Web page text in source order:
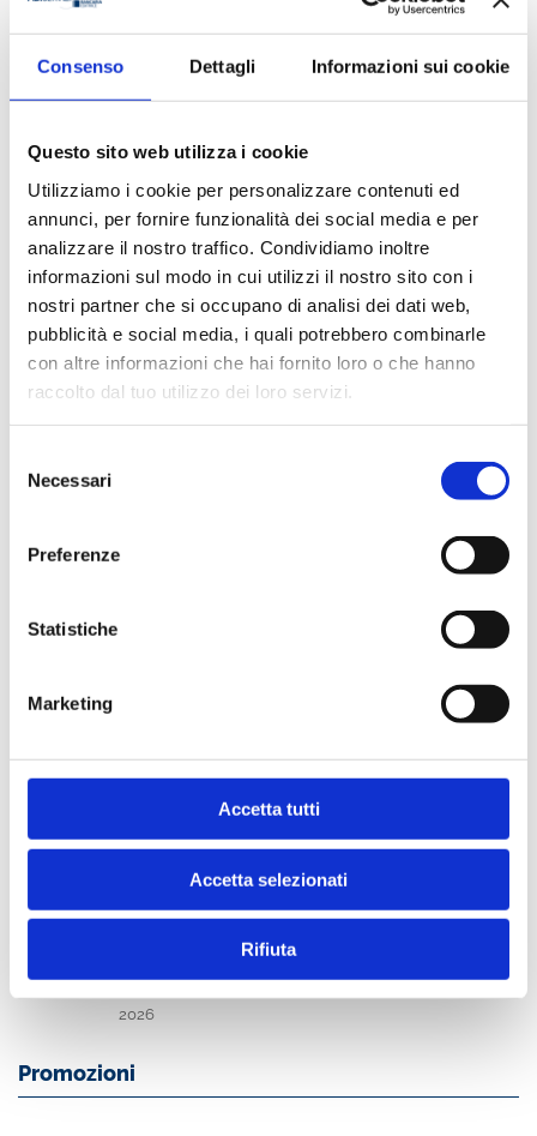
Consenso Dettagli Informazioni sui cookie
Questo sito web utilizza i cookie
Utilizziamo i cookie per personalizzare contenuti ed
annunci, per fornire funzionalità dei social media e per
analizzare il nostro traffico. Condividiamo inoltre
informazioni sul modo in cui utilizzi il nostro sito con i
nostri partner che si occupano di analisi dei dati web,
pubblicità e social media, i quali potrebbero combinarle
con altre informazioni che hai fornito loro o che hanno
raccolto dal tuo utilizzo dei loro servizi.
delNecessari
Preferenze
Statistiche
Marketing
Accetta tutti
Accetta selezionati
Rifiuta
ANNUARIO DEL PRIVATE EQUITY,
di AIFI
Libri
2026
Prossime uscite
BANCARIA N. 7-8/2026
2026
Promozioni